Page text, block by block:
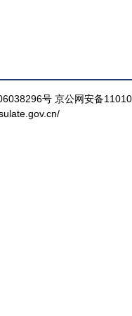
号 京公网安备